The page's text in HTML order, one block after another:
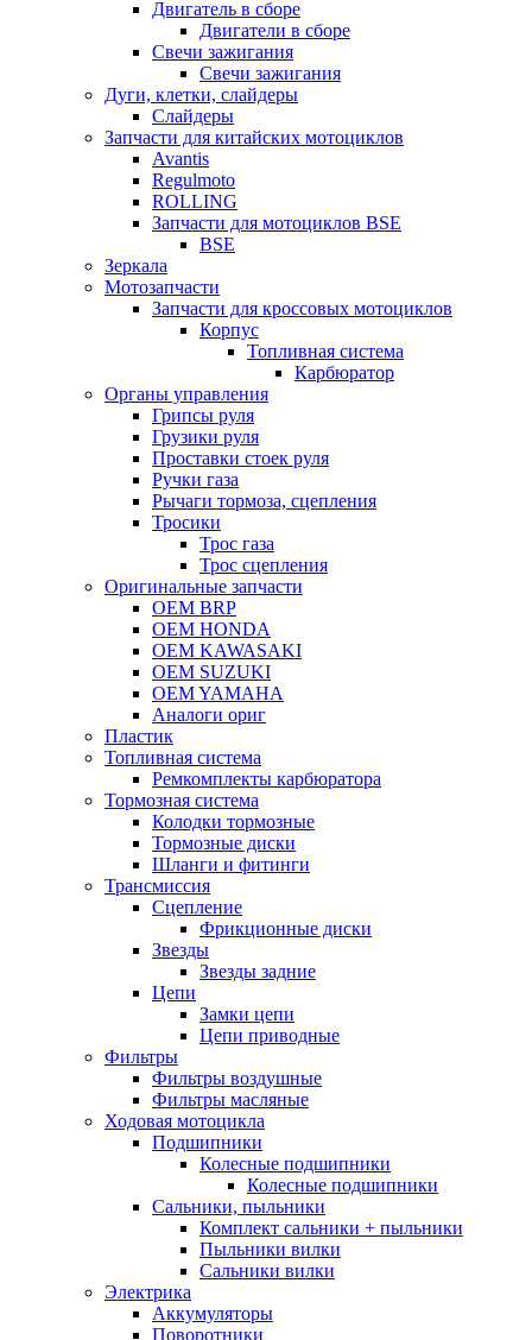
Двигатель в сборе
Двигатели в сборе
Свечи зажигания
Свечи зажигания
Дуги, клетки, слайдеры
Слайдеры
Запчасти для китайских мотоциклов
Avantis
Regulmoto
ROLLING
Запчасти для мотоциклов BSE
BSE
Зеркала
Мотозапчасти
Запчасти для кроссовых мотоциклов
Корпус
Топливная система
Карбюратор
Органы управления
Грипсы руля
Грузики руля
Проставки стоек руля
Ручки газа
Рычаги тормоза, сцепления
Тросики
Трос газа
Трос сцепления
Оригинальные запчасти
OEM BRP
OEM HONDA
OEM KAWASAKI
OEM SUZUKI
OEM YAMAHA
Аналоги ориг
Пластик
Топливная система
Ремкомплекты карбюратора
Тормозная система
Колодки тормозные
Тормозные диски
Шланги и фитинги
Трансмиссия
Cцепление
Фрикционные диски
Звезды
Звезды задние
Цепи
Замки цепи
Цепи приводные
Фильтры
Фильтры воздушные
Фильтры масляные
Ходовая мотоцикла
Подшипники
Колесные подшипники
Колесные подшипники
Сальники, пыльники
Комплект сальники + пыльники
Пыльники вилки
Сальники вилки
Электрика
Аккумуляторы
Поворотники